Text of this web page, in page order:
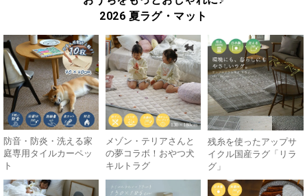
2026 夏ラグ・マット
防音・防炎・洗える家
庭専用タイルカーペッ
ト
メゾン・テリアさんと
の夢コラボ！おやつ犬
キルトラグ
残糸を使ったアップサ
イクル国産ラグ「リラ
グ」